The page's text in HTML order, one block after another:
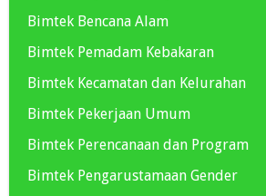
Bimtek Bencana Alam
Bimtek Pemadam Kebakaran
Bimtek Kecamatan dan Kelurahan
Bimtek Pekerjaan Umum
Bimtek Perencanaan dan Program
Bimtek Pengarustamaan Gender